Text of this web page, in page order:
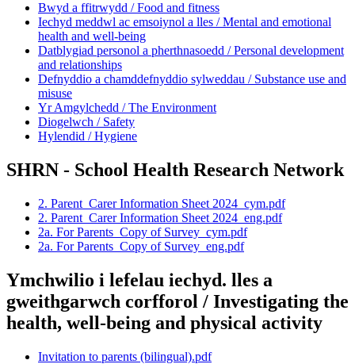
Bwyd a ffitrwydd / Food and fitness
Iechyd meddwl ac emsoiynol a lles / Mental and emotional
health and well-being
Datblygiad personol a pherthnasoedd / Personal development
and relationships
Defnyddio a chamddefnyddio sylweddau / Substance use and
misuse
Yr Amgylchedd / The Environment
Diogelwch / Safety
Hylendid / Hygiene
SHRN - School Health Research Network
2. Parent_Carer Information Sheet 2024_cym.pdf
2. Parent_Carer Information Sheet 2024_eng.pdf
2a. For Parents_Copy of Survey_cym.pdf
2a. For Parents_Copy of Survey_eng.pdf
Ymchwilio i lefelau iechyd. lles a
gweithgarwch corfforol / Investigating the
health, well-being and physical activity
Invitation to parents (bilingual).pdf